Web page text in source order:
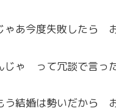
あ今度失敗したら
ゃ って冗談で言っ
結婚は勢いだから